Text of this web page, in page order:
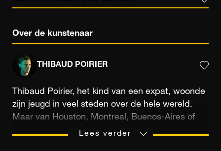
Over de kunstenaar
THIBAUD POIRIER
Thibaud Poirier, het kind van een expat, woonde
zijn jeugd in veel steden over de hele wereld.
Maar van Houston, Montreal, Buenos-Aires of
Tokio beïnvloedde de laatste stad hem het
Lees verder